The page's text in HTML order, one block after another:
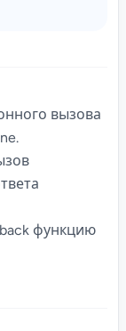
вызова
функцию